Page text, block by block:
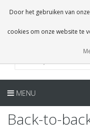
NL
MENU
Back-to-
Door het gebruiken van
cookies om onze website te